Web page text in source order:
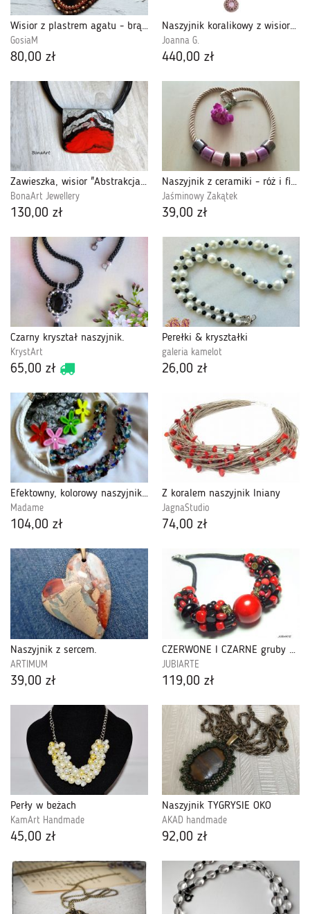
Wisior z plastrem agatu - brązowy
GosiaM
80,00 zł
Naszyjnik koralikowy z wisiorem z cyrkonii
Joanna G.
440,00 zł
Zawieszka, wisior "Abstrakcja z czerwienią"
BonaArt Jewellery
130,00 zł
Naszyjnik z ceramiki - róż i fiolet
Jaśminowy Zakątek
39,00 zł
Czarny kryształ naszyjnik.
KrystArt
65,00 zł
Perełki & kryształki
galeria kamelot
26,00 zł
Efektowny, kolorowy naszyjnik. Obroża
Madame
104,00 zł
Z koralem naszyjnik lniany
JagnaStudio
74,00 zł
Naszyjnik z sercem.
ARTIMUM
39,00 zł
CZERWONE I CZARNE gruby naszyjnik
JUBIARTE
119,00 zł
Perły w beżach
KamArt Handmade
45,00 zł
Naszyjnik TYGRYSIE OKO
AKAD handmade
92,00 zł